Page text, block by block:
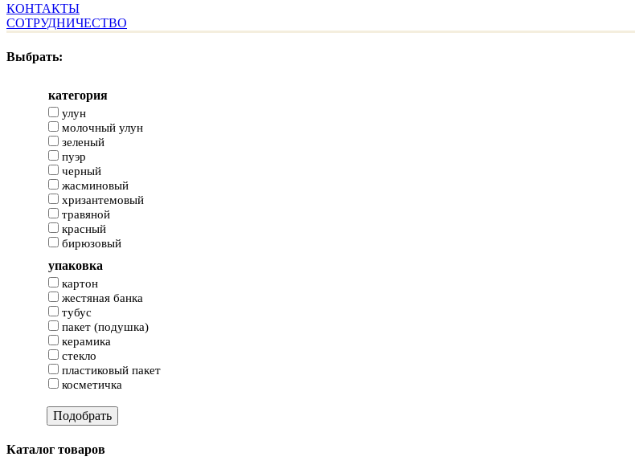
КОНТАКТЫ
СОТРУДНИЧЕСТВО
Выбрать:
категория
улун
молочный улун
зеленый
пуэр
черный
жасминовый
хризантемовый
травяной
красный
бирюзовый
упаковка
картон
жестяная банка
тубус
пакет (подушка)
керамика
стекло
пластиковый пакет
косметичка
Каталог товаров